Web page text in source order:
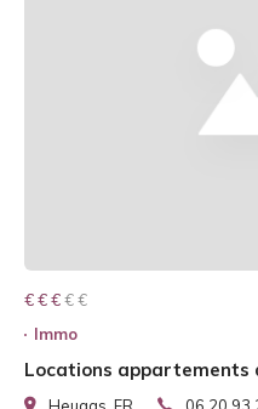
€ € € € €
€ € €
Immo
Locations appartements